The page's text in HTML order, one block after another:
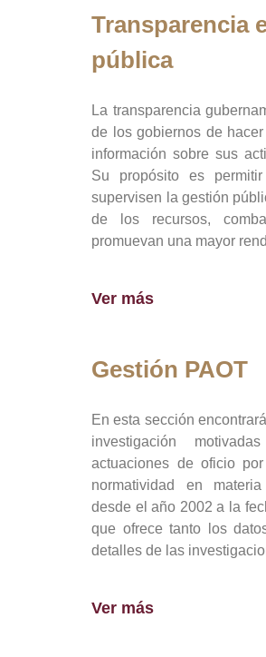
Transparencia
pública
La transparencia
de los gobiernos de
información sobre sus
Su propósito es
supervisen la gestión
de los recursos,
promuevan una mayor
Ver más
Gestión PAOT
En esta sección
investigación
actuaciones de oficio
normatividad en
desde el año 2002 a la
que ofrece tanto los
detalles de las
Ver más